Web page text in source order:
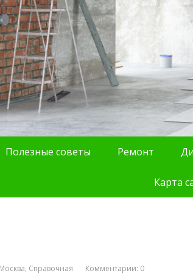
Полезные советы Ремонт
Карта
Москва, Справочная Комментарии: 0